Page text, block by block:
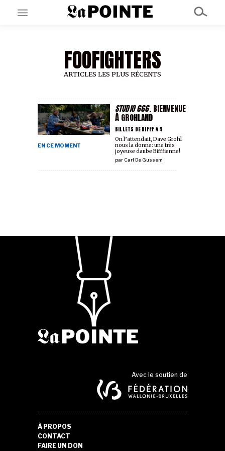
EN CE MOMENT
GRAND ANGLE
AU LARGE
À PROPOS
NOS PARTENAIRES
FOOFIGHTERS
ARTICLES LES PLUS RÉCENTS
STUDIO 666. BIENVENUE
À GROHLAND
BILLETS DE BIFFF #4
EN CE MOMENT
par Carl De Gussem
On l’attendait, Dave Grohl
nous la donne: une très
joyeuse daube Bifffienne!
Avec le soutien de
À PROPOS
CONTACT
FAIRE UN DON